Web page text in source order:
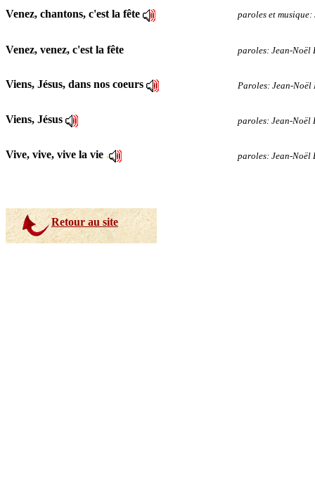
Venez, chantons, c'est la fête paroles et
Venez, venez, c'est la fête paroles: Jean-Noël
Viens, Jésus, dans nos coeurs Paroles: Jean-Noël
Viens, Jésus paroles: Jean-Noël
Vive, vive, vive la vie . paroles: Jean-Noël
Retour au site